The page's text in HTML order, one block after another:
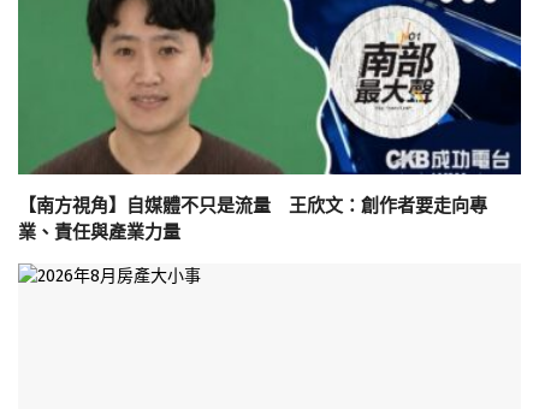
【南方視角】自媒體不只是流量 王欣文：創作者要走向專
業、責任與產業力量